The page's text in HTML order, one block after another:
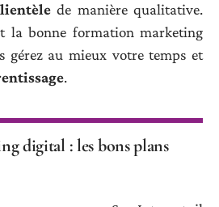
de manière qualitative.
la bonne formation marketing
gérez au mieux votre temps et
.
digital : les bons plans